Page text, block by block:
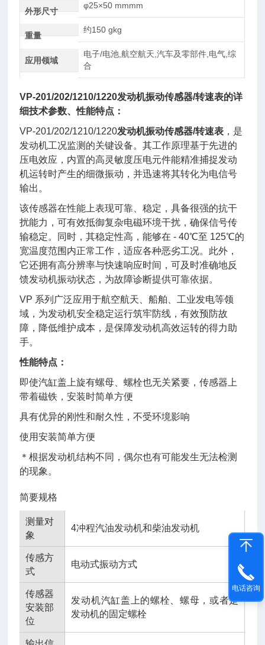
外形尺寸
φ25×50 mmmm
重量
约150 gkg
应用领域
电子/电池,航空航天,汽车及零部件,电气,综
合
VP-201/202/1210/1220发动机振动传感器/转速表的详
细技术参数、性能特点：
VP-201/202/1210/1220发动机振动传感器/转速表 ，是
发动机工况监测的关键设备。其工作原理基于先进的
压电效应，内置的高灵敏度压电元件能精准捕捉发动
机运转时产生的细微振动，并迅速将其转化为电信号
输出。
该传感器在性能上表现可靠、稳定，具备很强的抗干
扰能力，可有效抵御复杂电磁环境干扰，确保信号传
输稳定。同时，其稳定性高，能够在 - 40℃至 125℃的
宽温度范围内正常工作，适应各种恶劣工况。此外，
它还拥有高分辨率与快速响应时间，可及时准确地反
馈发动机振动状态，为故障诊断提供可靠依据。
VP 系列广泛应用于航空航天、船舶、工业发电等领
域，为发动机安全稳定运行筑牢防线，有效预防故
障，降低维护成本，是保障发动机高效运转的得力助
手。
性能特点：
即使汽缸盖上旋有螺母、螺栓也无关紧要，传感器上
带着磁铁，安装时简单方便
具有优异的刚性和耐久性，不受环境影响
使用安装简单方便
＊根据发动机结构不同，偶尔也有可能发生无法检测
的现象。
简要规格
测量对
象
4冲程汽油发动机和柴油发动机
传感方
式
电动式振动方式
传感器
安装部
位
发动机汽缸盖上的螺栓、螺母，或者是
发动机的固定螺栓
电话咨询